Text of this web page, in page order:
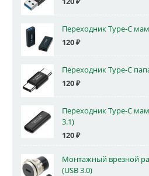
Переходник Type-C
120₽
Переходник Type-C
120₽
Переходник Type-C
3.1)
120₽
Монтажный врезной
(USB 3.0)